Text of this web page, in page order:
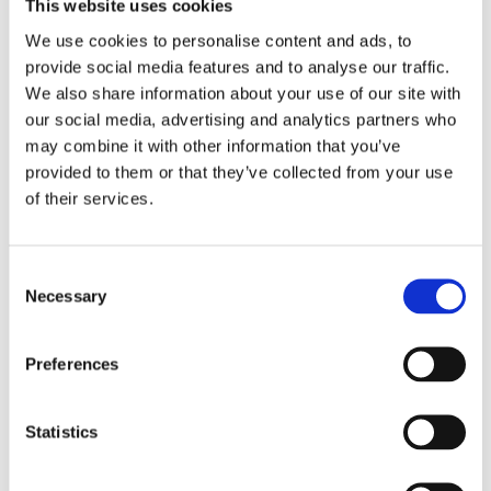
This website uses cookies
We use cookies to personalise content and ads, to
provide social media features and to analyse our traffic.
We also share information about your use of our site with
our social media, advertising and analytics partners who
may combine it with other information that you’ve
provided to them or that they’ve collected from your use
of their services.
Selection
Necessary
Preferences
Statistics
Av småföretagare, för småföretagare
Ett medlemskap späckat med småföretagaranpassade
Näringspolitik
Förmåner
Försäkringar
Rådgivning
Om oss